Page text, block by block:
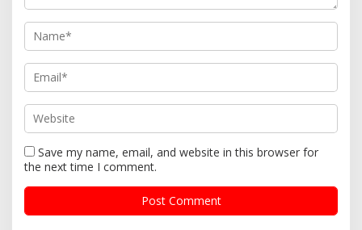
Save my name, email, and website in this browser for
the next time I comment.